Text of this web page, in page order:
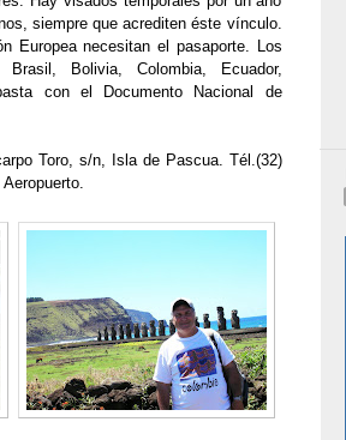
siempre que acrediten éste vínculo.
Europea necesitan el pasaporte. Los
Bolivia, Colombia, Ecuador,
con el Documento Nacional de
Toro, s/n, Isla de Pascua. Tél.(32)